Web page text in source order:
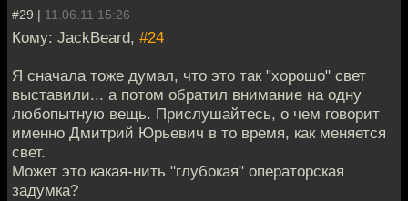
#29 | 11.06.11 15:26
Кому: JackBeard, #24
Я сначала тоже думал, что это так "хорошо" свет
выставили... а потом обратил внимание на одну
любопытную вещь. Прислушайтесь, о чем говорит
именно Дмитрий Юрьевич в то время, как меняется
свет.
Может это какая-нить "глубокая" операторская
задумка?